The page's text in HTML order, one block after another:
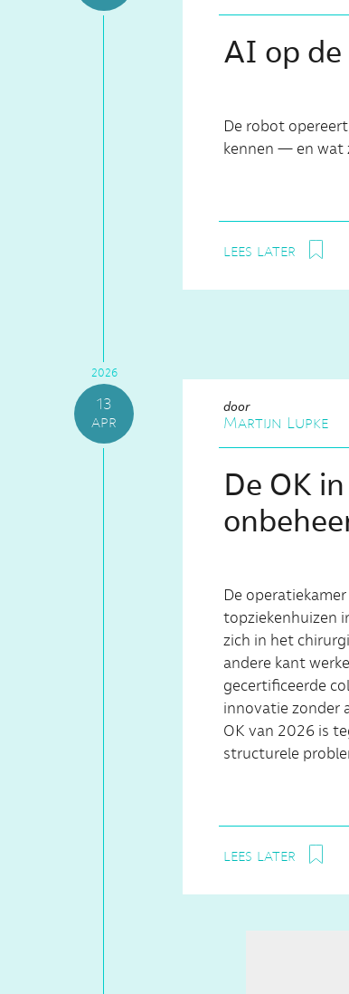
AI op
De robot
kennen — en wat
lees later
2026
13
apr
door
Martijn Lupke
De OK
De
topziekenhuizen
zich in het
andere kant
gecertificeerde
innovatie zonder
OK van 2026 is
structurele
lees later